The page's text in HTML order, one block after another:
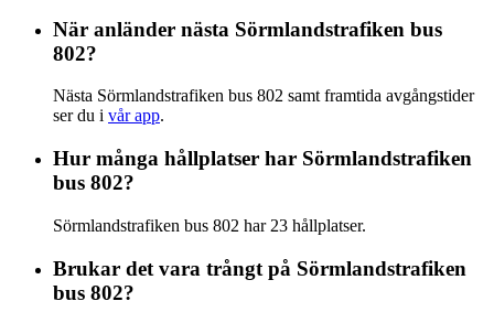
När anländer nästa Sörmlandstrafiken bus
802?
Nästa Sörmlandstrafiken bus 802 samt framtida avgångstider
ser du i vår app.
Hur många hållplatser har Sörmlandstrafiken
bus 802?
Sörmlandstrafiken bus 802 har 23 hållplatser.
Brukar det vara trångt på Sörmlandstrafiken
bus 802?